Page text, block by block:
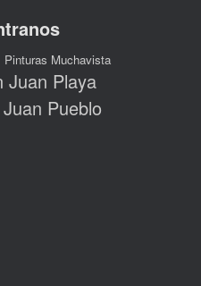
Pinturas Muchavista
Juan Playa
Pueblo